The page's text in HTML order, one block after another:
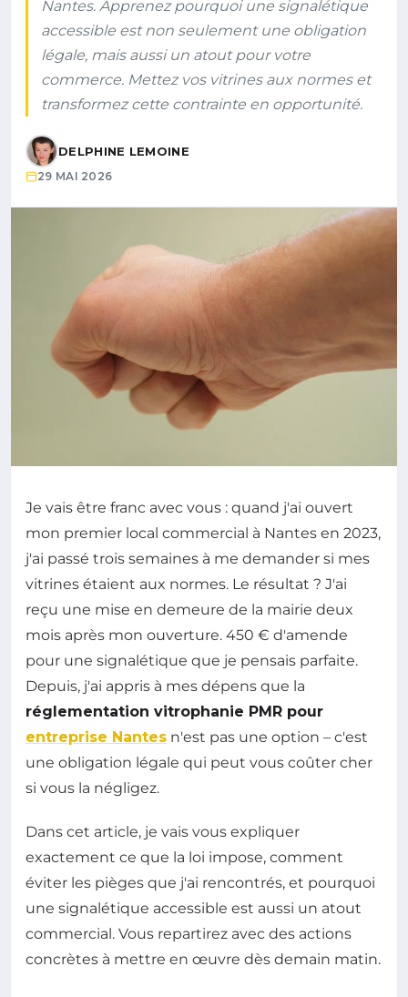
Nantes. Apprenez pourquoi une signalétique
accessible est non seulement une obligation
légale, mais aussi un atout pour votre
commerce. Mettez vos vitrines aux normes et
transformez cette contrainte en opportunité.
DELPHINE LEMOINE
29 MAI 2026
Je vais être franc avec vous : quand j'ai ouvert
mon premier local commercial à Nantes en 2023,
j'ai passé trois semaines à me demander si mes
vitrines étaient aux normes. Le résultat ? J'ai
reçu une mise en demeure de la mairie deux
mois après mon ouverture. 450 € d'amende
pour une signalétique que je pensais parfaite.
Depuis, j'ai appris à mes dépens que la
réglementation vitrophanie PMR pour
entreprise Nantes n'est pas une option – c'est
une obligation légale qui peut vous coûter cher
si vous la négligez.
Dans cet article, je vais vous expliquer
exactement ce que la loi impose, comment
éviter les pièges que j'ai rencontrés, et pourquoi
une signalétique accessible est aussi un atout
commercial. Vous repartirez avec des actions
concrètes à mettre en œuvre dès demain matin.